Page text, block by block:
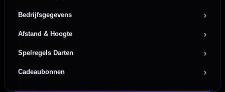
Bedrijfsgegevens
Afstand & Hoogte
Spelregels Darten
Cadeaubonnen